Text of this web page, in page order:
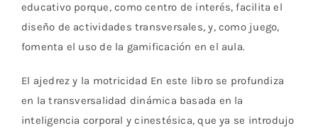
educativo porque, como centro de interés, facilita el
diseño de actividades transversales, y, como juego,
fomenta el uso de la gamificación en el aula.
El ajedrez y la motricidad En este libro se profundiza
en la transversalidad dinámica basada en la
inteligencia corporal y cinestésica, que ya se introdujo